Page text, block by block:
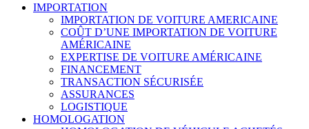
IMPORTATION
IMPORTATION DE VOITURE AMERICAINE
COÛT D’UNE IMPORTATION DE VOITURE
AMÉRICAINE
EXPERTISE DE VOITURE AMÉRICAINE
FINANCEMENT
TRANSACTION SÉCURISÉE
ASSURANCES
LOGISTIQUE
HOMOLOGATION